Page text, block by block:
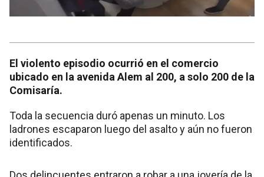
El violento episodio ocurrió en el comercio
ubicado en la avenida Alem al 200, a solo 200 de la
Comisaría.
Toda la secuencia duró apenas un minuto. Los
ladrones escaparon luego del asalto y aún no fueron
identificados.